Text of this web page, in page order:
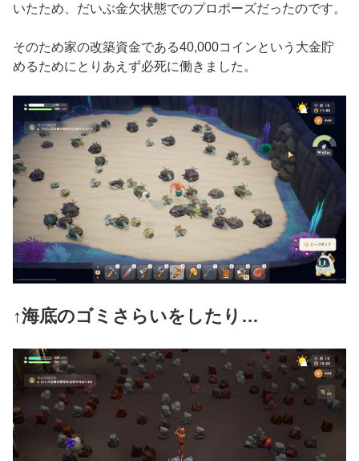
いたため、だいぶ金欠状態でのプロポーズだったのです。
そのため家の改築資金である40,000コインという大金貯
めるためにとりあえず必死に働きました。
↑海底のゴミさらいをしたり…